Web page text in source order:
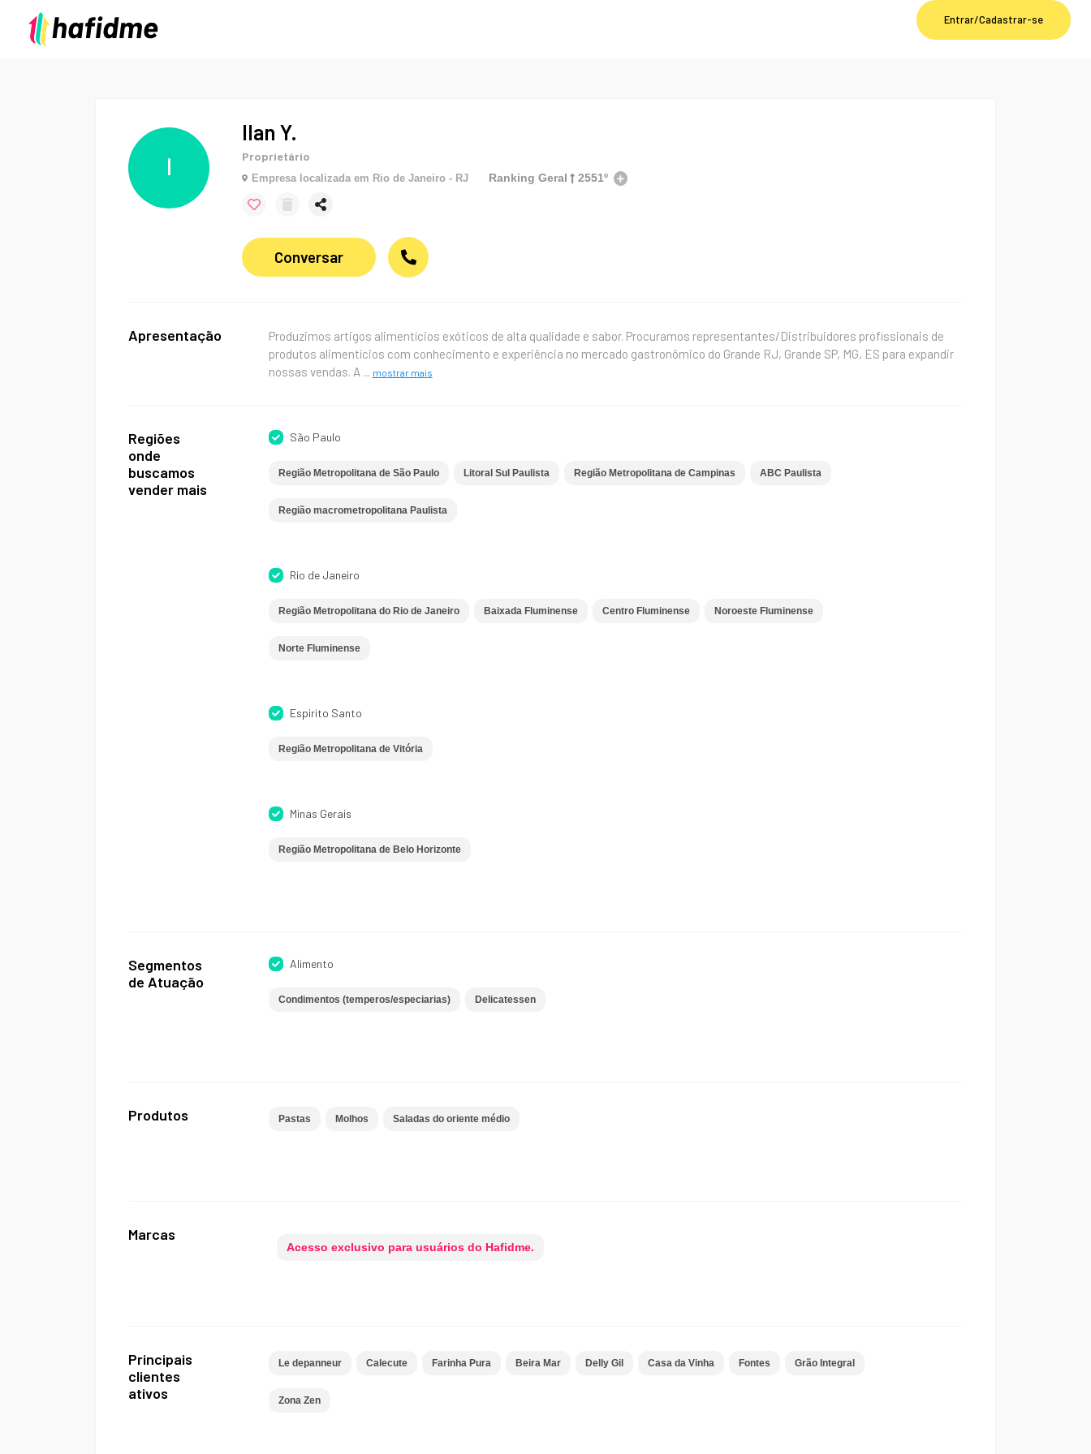
Entrar/Cadastrar-se
I
Ilan Y.
Proprietário
Empresa localizada em Rio de Janeiro - RJ Ranking Geral 2551º
Conversar
Apresentação
Produzimos artigos alimentícios exóticos de alta qualidade e sabor. Procuramos representantes/Distribuidores profissionais de
produtos alimentícios com conhecimento e experiência no mercado gastronômico do Grande RJ, Grande SP, MG, ES para expandir
nossas vendas. A ... mostrar mais
Regiões
onde
buscamos
vender mais
São Paulo
Região Metropolitana de São Paulo Litoral Sul Paulista Região Metropolitana de Campinas ABC Paulista
Região macrometropolitana Paulista
Rio de Janeiro
Região Metropolitana do Rio de Janeiro Baixada Fluminense Centro Fluminense Noroeste Fluminense
Norte Fluminense
Espirito Santo
Região Metropolitana de Vitória
Minas Gerais
Região Metropolitana de Belo Horizonte
Segmentos
de Atuação
Alimento
Condimentos (temperos/especiarias) Delicatessen
Produtos Pastas Molhos Saladas do oriente médio
Marcas
Acesso exclusivo para usuários do Hafidme.
Principais
clientes
ativos
Le depanneur Calecute Farinha Pura Beira Mar Delly Gil Casa da Vinha Fontes Grão Integral
Zona Zen